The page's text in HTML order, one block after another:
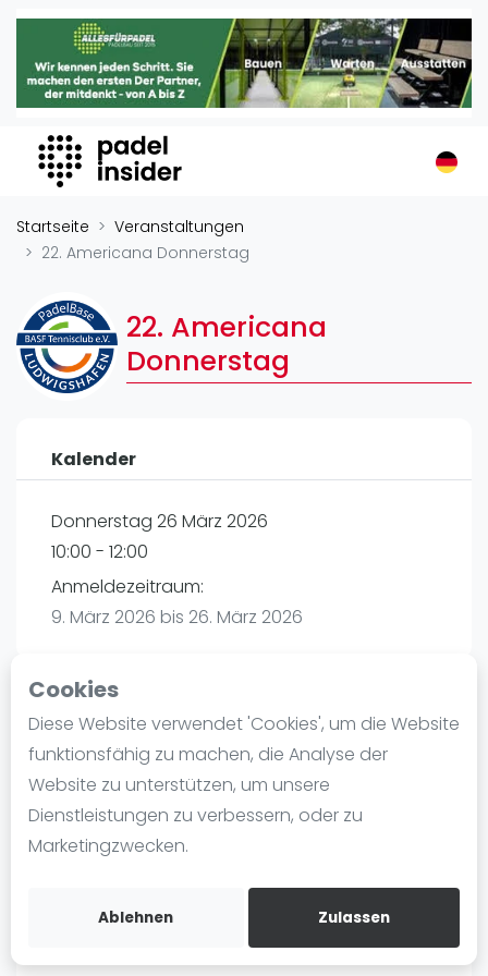
Cookies
Diese Website verwendet 'Cookies', um die Website
funktionsfähig zu machen, die Analyse der
Website zu unterstützen, um unsere
Dienstleistungen zu verbessern, oder zu
Marketingzwecken.
Ablehnen Zulassen
Padel Insider
Home
Organisationen
Buchungssysteme
Padel-Shops
Padel-Marken
Verschiedenes
Veranstaltungen
Playtomic
Ranking
Männer
Frauen
FIP Männer
Blog
Die Geschichte von Padel
Regeln und Punktzählung
Padel Schläge
Video
Startseite
Veranstaltungen
22. Americana Donnerstag
22. Americana
Donnerstag
Kalender
Donnerstag 26 März 2026
10:00 - 12:00
Anmeldezeitraum:
9. März 2026 bis 26. März 2026
Playtomic
PadelBase Ludwigshafen | Ludwigshafen am
Rhein
Weiherstraße 39
Routebeschrijving